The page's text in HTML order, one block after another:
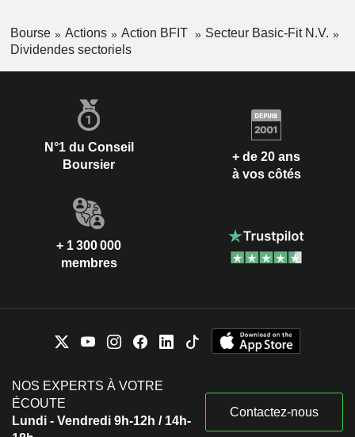
Bourse Actions Action BFIT
Secteur Basic-Fit N.V.
Dividendes sectoriels
N°1 du Conseil
Boursier
+ de 20 ans
à vos côtés
+ 1 300 000
membres
NOS EXPERTS À VOTRE
ÉCOUTE
Lundi - Vendredi 9h-12h / 14h-
Contactez-nous